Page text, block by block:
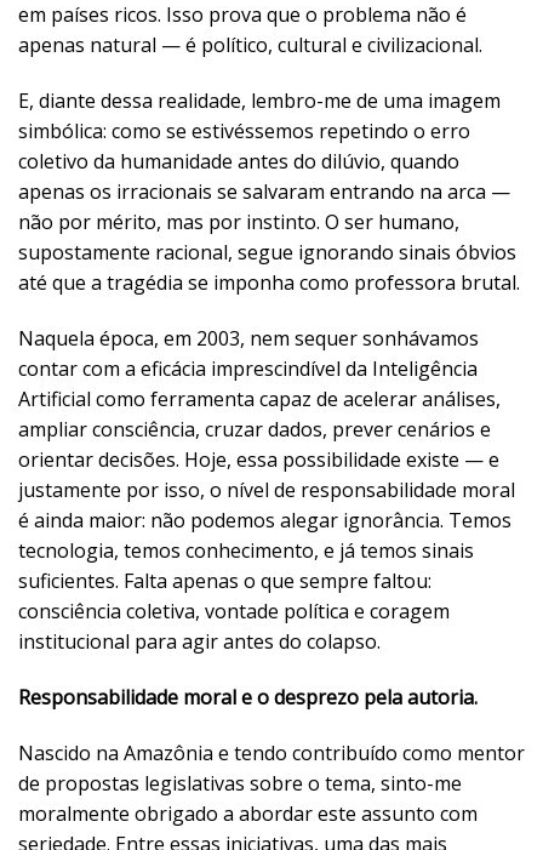
em países ricos. Isso prova que o problema não é
apenas natural — é político, cultural e civilizacional.
E, diante dessa realidade, lembro-me de uma imagem
simbólica: como se estivéssemos repetindo o erro
coletivo da humanidade antes do dilúvio, quando
apenas os irracionais se salvaram entrando na arca —
não por mérito, mas por instinto. O ser humano,
supostamente racional, segue ignorando sinais óbvios
até que a tragédia se imponha como professora brutal.
Naquela época, em 2003, nem sequer sonhávamos
contar com a eficácia imprescindível da Inteligência
Artificial como ferramenta capaz de acelerar análises,
ampliar consciência, cruzar dados, prever cenários e
orientar decisões. Hoje, essa possibilidade existe — e
justamente por isso, o nível de responsabilidade moral
é ainda maior: não podemos alegar ignorância. Temos
tecnologia, temos conhecimento, e já temos sinais
suficientes. Falta apenas o que sempre faltou:
consciência coletiva, vontade política e coragem
institucional para agir antes do colapso.
Responsabilidade moral e o desprezo pela autoria.
Nascido na Amazônia e tendo contribuído como mentor
de propostas legislativas sobre o tema, sinto-me
moralmente obrigado a abordar este assunto com
seriedade. Entre essas iniciativas, uma das mais